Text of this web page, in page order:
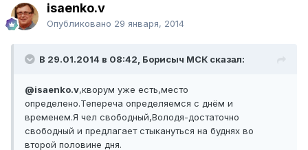
isaenko.v
Опубликовано 29 января, 2014
В 29.01.2014 в 08:42, Борисыч МСК сказал:
@isaenko.v,кворум уже есть,место
определено.Тепереча определяемся с днём и
временем.Я чел свободный,Володя-достаточно
свободный и предлагает стыкануться на буднях во
второй половине дня.